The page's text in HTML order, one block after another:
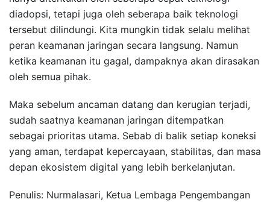
diadopsi, tetapi juga oleh seberapa baik teknologi
tersebut dilindungi. Kita mungkin tidak selalu melihat
peran keamanan jaringan secara langsung. Namun
ketika keamanan itu gagal, dampaknya akan dirasakan
oleh semua pihak.
Maka sebelum ancaman datang dan kerugian terjadi,
sudah saatnya keamanan jaringan ditempatkan
sebagai prioritas utama. Sebab di balik setiap koneksi
yang aman, terdapat kepercayaan, stabilitas, dan masa
depan ekosistem digital yang lebih berkelanjutan.
Penulis: Nurmalasari, Ketua Lembaga Pengembangan